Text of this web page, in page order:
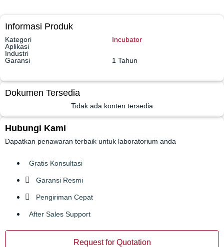
Informasi Produk
Kategori
Incubator
Aplikasi
Industri
Garansi
1 Tahun
Dokumen Tersedia
Tidak ada konten tersedia
Hubungi Kami
Dapatkan penawaran terbaik untuk laboratorium anda
Gratis Konsultasi
Garansi Resmi
Pengiriman Cepat
After Sales Support
Request for Quotation